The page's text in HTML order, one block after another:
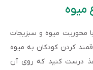
میوه
محوریت میوه و سبزیجات
کردن کودکان به میوه
درست کنید که روی آن